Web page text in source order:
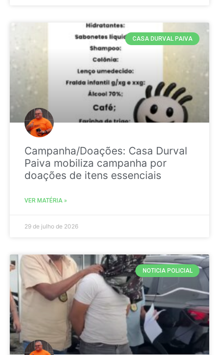
CASA DURVAL PAIVA
Campanha/Doações: Casa Durval
Paiva mobiliza campanha por
doações de itens essenciais
VER MATÉRIA »
29 de julho de 2026
NOTICIA POLICIAL